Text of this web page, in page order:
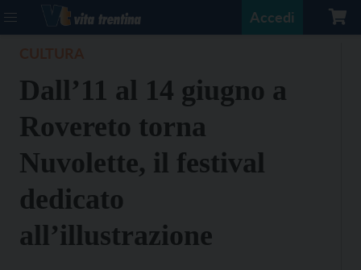
Accedi
Dall’11 al 14 giugno a
Rovereto torna
Nuvolette, il festival
dedicato
all’illustrazione